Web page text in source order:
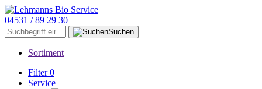
04531 / 89 29 30
Suchen
Sortiment
Filter 0
Service